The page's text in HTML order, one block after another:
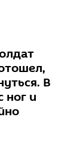
В
ног и